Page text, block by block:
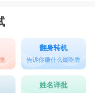
翻身转机
告诉你赚什么最吃香
姓名详批